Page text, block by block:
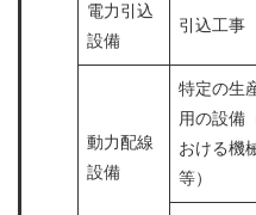
電力引込
設備
引込工事
動力配線
設備
特定の生
用の設備
おける機
等）